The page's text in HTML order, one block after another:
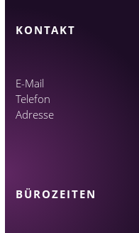
KONTAKT
E-Mail
Telefon
Adresse
BÜROZEITEN